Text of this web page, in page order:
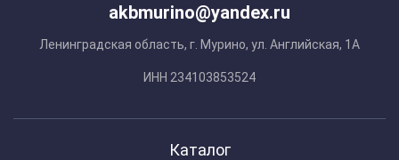
akbmurino@yandex.ru
Ленинградская область, г. Мурино, ул. Английская, 1А
ИНН 234103853524
Каталог